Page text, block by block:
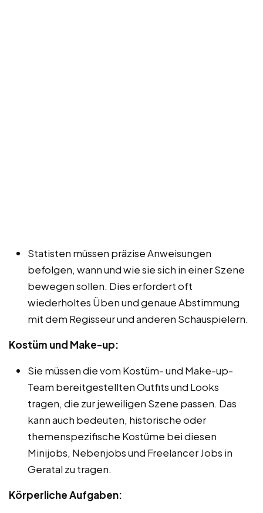
Statisten müssen präzise Anweisungen
befolgen, wann und wie sie sich in einer Szene
bewegen sollen. Dies erfordert oft
wiederholtes Üben und genaue Abstimmung
mit dem Regisseur und anderen Schauspielern.
Kostüm und Make-up:
Sie müssen die vom Kostüm- und Make-up-
Team bereitgestellten Outfits und Looks
tragen, die zur jeweiligen Szene passen. Das
kann auch bedeuten, historische oder
themenspezifische Kostüme bei diesen
Minijobs, Nebenjobs und Freelancer Jobs in
Geratal zu tragen.
Körperliche Aufgaben: